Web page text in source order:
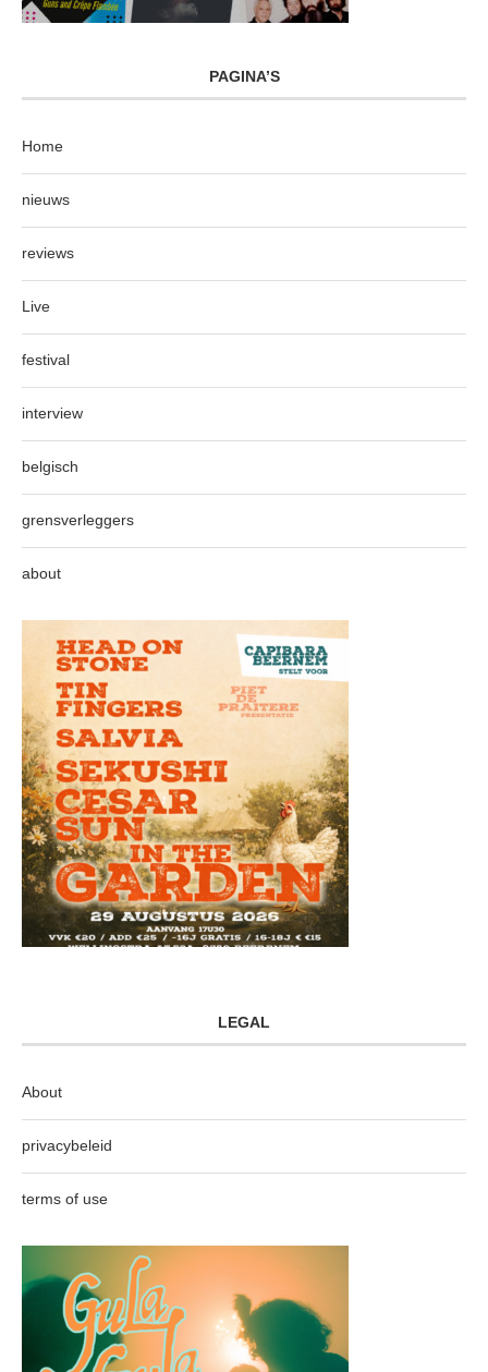
PAGINA’S
Home
nieuws
reviews
Live
festival
interview
belgisch
grensverleggers
about
LEGAL
About
privacybeleid
terms of use